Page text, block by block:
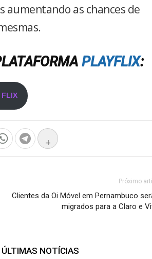
aumentando as chances de
PLAYFLIX:
FLIX
+
Próximo
Clientes da Oi Móvel em Pernambuco
migrados para a Claro e
ÚLTIMAS NOTÍCIAS